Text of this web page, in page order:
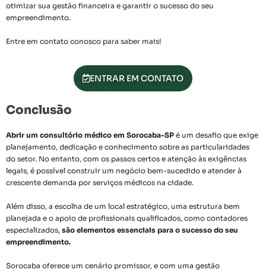
otimizar sua gestão financeira e garantir o sucesso do seu
empreendimento.
Entre em contato conosco para saber mais!
ENTRAR EM CONTATO
Conclusão
Abrir um consultório médico em Sorocaba-SP é um desafio que exige
planejamento, dedicação e conhecimento sobre as particularidades
do setor. No entanto, com os passos certos e atenção às exigências
legais, é possível construir um negócio bem-sucedido e atender à
crescente demanda por serviços médicos na cidade.
Além disso, a escolha de um local estratégico, uma estrutura bem
planejada e o apoio de profissionais qualificados, como contadores
especializados, são elementos essenciais para o sucesso do seu
empreendimento.
Sorocaba oferece um cenário promissor, e com uma gestão